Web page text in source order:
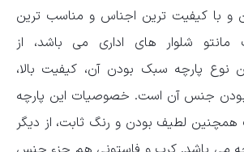
و با کیفیت ترین اجناس و مناسب ترین
شلوار های اداری می باشد، از
پارچه سبک بودن آن، کیفیت بالا،
جنس آن است. خصوصیات این پارچه
لطیف بودن و رنگ ثابت، از دیگر